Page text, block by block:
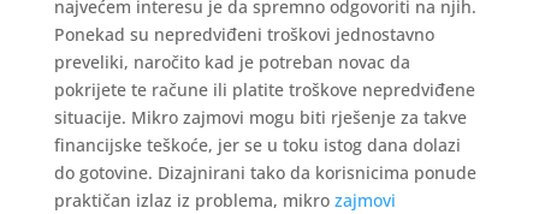
najvećem interesu je da spremno odgovoriti na njih.
Ponekad su nepredviđeni troškovi jednostavno
preveliki, naročito kad je potreban novac da
pokrijete te račune ili platite troškove nepredviđene
situacije. Mikro zajmovi mogu biti rješenje za takve
financijske teškoće, jer se u toku istog dana dolazi
do gotovine. Dizajnirani tako da korisnicima ponude
praktičan izlaz iz problema, mikro zajmovi